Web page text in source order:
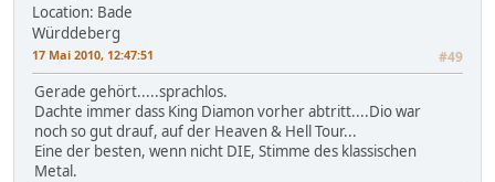
Location: Bade
Würddeberg
17 Mai 2010, 12:47:51 #49
Gerade gehört.....sprachlos.
Dachte immer dass King Diamon vorher abtritt....Dio war
noch so gut drauf, auf der Heaven & Hell Tour...
Eine der besten, wenn nicht DIE, Stimme des klassischen
Metal.